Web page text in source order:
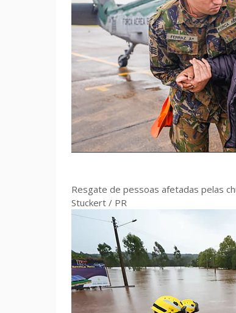
Resgate de pessoas afetadas pelas
Stuckert / PR